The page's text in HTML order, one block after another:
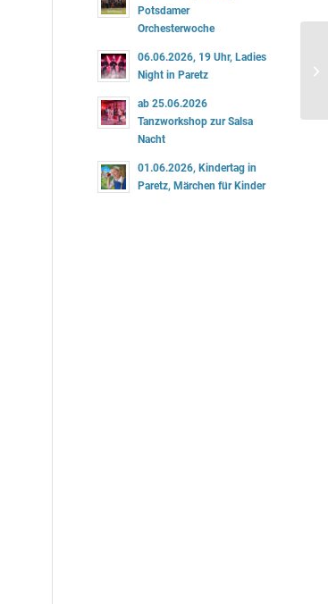
Potsdamer
Orchesterwoche
06.06.2026, 19 Uhr, Ladies
Night in Paretz
ab 25.06.2026
Tanzworkshop zur Salsa
Nacht
01.06.2026, Kindertag in
Paretz, Märchen für Kinder